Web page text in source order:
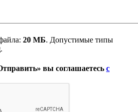
20 МБ. Допустимые типы
.
вы соглашаетесь с